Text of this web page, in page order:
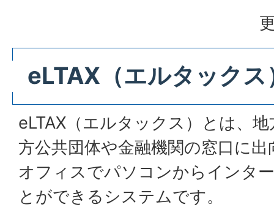
eLTAX（エルタックス
eLTAX（エルタックス）とは、
方公共団体や金融機関の窓口に
オフィスでパソコンからインタ
とができるシステムです。